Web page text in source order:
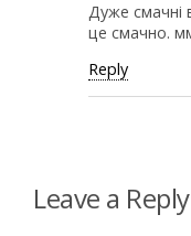
Дуже смачні
це смачно.
Reply
Leave a Reply